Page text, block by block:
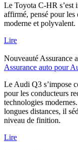
Le Toyota C-HR s’est
affirmé, pensé pour les
moderne et polyvalent.
Lire
Nouveauté Assurance
Assurance auto pour
Le Audi Q3 s’impose
pour les conducteurs
technologies
longues distances, il
niveau de finition.
Lire